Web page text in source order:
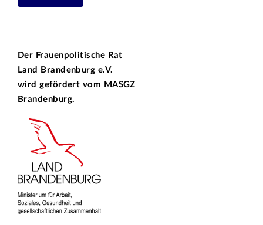
Der Frauenpolitische Rat
Land Brandenburg e.V.
wird gefördert vom MASGZ
Brandenburg.